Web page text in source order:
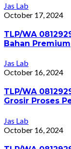
Jas Lab
October 17, 2024
TLP/WA
Bahan Premium
Jas Lab
October 16, 2024
TLP/WA
Grosir Proses
Jas Lab
October 16, 2024